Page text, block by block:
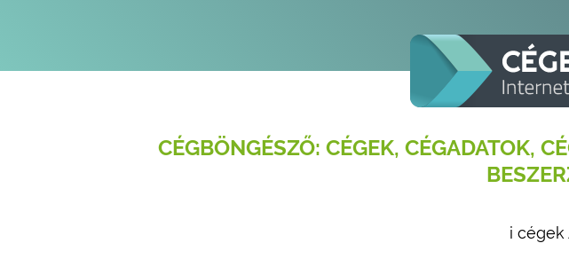
CÉGBÖNGÉSZŐ: CÉGEK, CÉGADATOK,
i cégek